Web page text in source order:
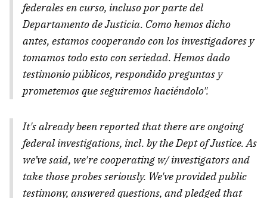
federales en curso, incluso por parte del
Departamento de Justicia. Como hemos dicho
antes, estamos cooperando con los investigadores y
tomamos todo esto con seriedad. Hemos dado
testimonio públicos, respondido preguntas y
prometemos que seguiremos haciéndolo".
It's already been reported that there are ongoing
federal investigations, incl. by the Dept of Justice. As
we’ve said, we're cooperating w/ investigators and
take those probes seriously. We've provided public
testimony, answered questions, and pledged that